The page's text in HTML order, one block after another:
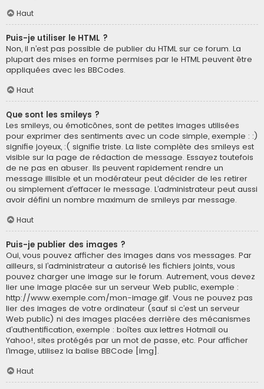
Haut
Puis-je utiliser le HTML ?
Non, il n’est pas possible de publier du HTML sur ce forum. La
plupart des mises en forme permises par le HTML peuvent être
appliquées avec les BBCodes.
Haut
Que sont les smileys ?
Les smileys, ou émoticônes, sont de petites images utilisées
pour exprimer des sentiments avec un code simple, exemple : :)
signifie joyeux, :( signifie triste. La liste complète des smileys est
visible sur la page de rédaction de message. Essayez toutefois
de ne pas en abuser. Ils peuvent rapidement rendre un
message illisible et un modérateur peut décider de les retirer
ou simplement d’effacer le message. L’administrateur peut aussi
avoir défini un nombre maximum de smileys par message.
Haut
Puis-je publier des images ?
Oui, vous pouvez afficher des images dans vos messages. Par
ailleurs, si l’administrateur a autorisé les fichiers joints, vous
pouvez charger une image sur le forum. Autrement, vous devez
lier une image placée sur un serveur Web public, exemple :
http://www.exemple.com/mon-image.gif. Vous ne pouvez pas
lier des images de votre ordinateur (sauf si c’est un serveur
Web public) ni des images placées derrière des mécanismes
d’authentification, exemple : boîtes aux lettres Hotmail ou
Yahoo!, sites protégés par un mot de passe, etc. Pour afficher
l’image, utilisez la balise BBCode [img].
Haut